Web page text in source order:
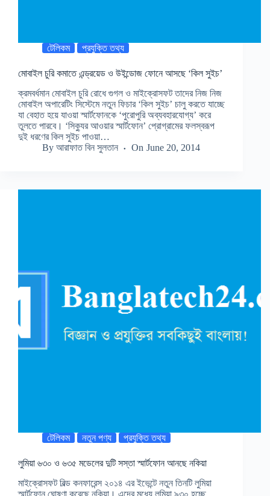
টেলিকম প্রযুক্তি তথ্য
মোবাইল চুরি কমাতে এন্ড্রয়েড ও উইন্ডোজ ফোনে আসছে ‘কিল সুইচ’
ক্রমবর্ধমান মোবাইল চুরি রোধে গুগল ও মাইক্রোসফট তাদের নিজ নিজ
মোবাইল অপারেটিং সিস্টেমে নতুন ফিচার ‘কিল সুইচ’ চালু করতে যাচ্ছে
যা বেহাত হয়ে যাওয়া স্মার্টফোনকে ‘পুরোপুরি অব্যবহারযোগ্য’ করে
তুলতে পারবে। ‘সিক্যুর আওয়ার স্মার্টফোন’ প্রোগ্রামের ফলস্বরূপ
দুই ধরণের কিল সুইচ পাওয়া…
By আরাফাত বিন সুলতান On June 20, 2014
টেলিকম নতুন পণ্য প্রযুক্তি তথ্য
লুমিয়া ৬৩০ ও ৬৩৫ মডেলের দুটি সস্তা স্মার্টফোন আনছে নকিয়া
মাইক্রোসফট বিল্ড কনফারেন্স ২০১৪ এর ইভেন্টে নতুন তিনটি লুমিয়া
স্মার্টফোন ঘোষণা করেছে নকিয়া। এদের মধ্যে লুমিয়া ৯৩০ হচ্ছে